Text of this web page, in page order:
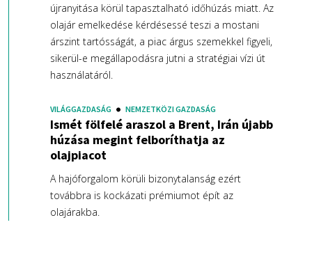
újranyitása körül tapasztalható időhúzás miatt. Az
olajár emelkedése kérdésessé teszi a mostani
árszint tartósságát, a piac árgus szemekkel figyeli,
sikerül-e megállapodásra jutni a stratégiai vízi út
használatáról.
VILÁGGAZDASÁG NEMZETKÖZI GAZDASÁG
Ismét fölfelé araszol a Brent, Irán újabb
húzása megint felboríthatja az
olajpiacot
A hajóforgalom körüli bizonytalanság ezért
továbbra is kockázati prémiumot épít az
olajárakba.